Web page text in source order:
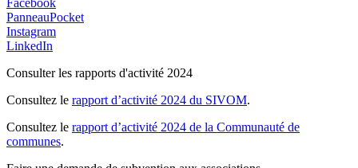
Facebook
PanneauPocket
Instagram
LinkedIn
Consulter les rapports d'activité 2024
Consultez le rapport d’activité 2024 du SIVOM.
Consultez le rapport d’activité 2024 de la Communauté de
communes.